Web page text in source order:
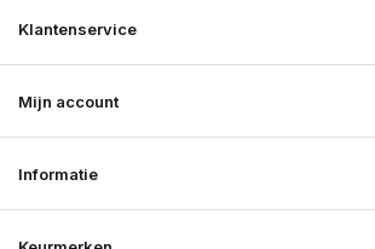
Klantenservice
Mijn account
Informatie